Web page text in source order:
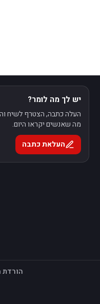
יש לך מה לומר?
העלה כתבה, הצטרף לשיח
מה שאנשים יקראו היום.
העלאת כתבה
הורדת